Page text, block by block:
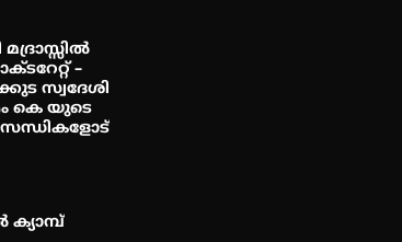
–
സ്വദേശി
കെ യുടെ